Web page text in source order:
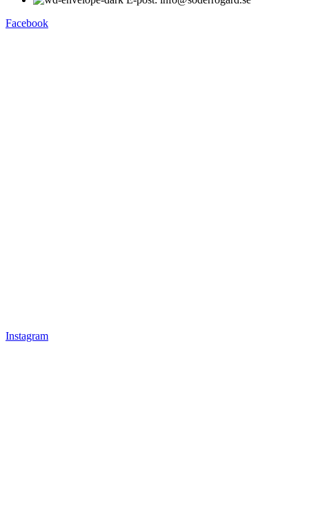
Facebook
Instagram